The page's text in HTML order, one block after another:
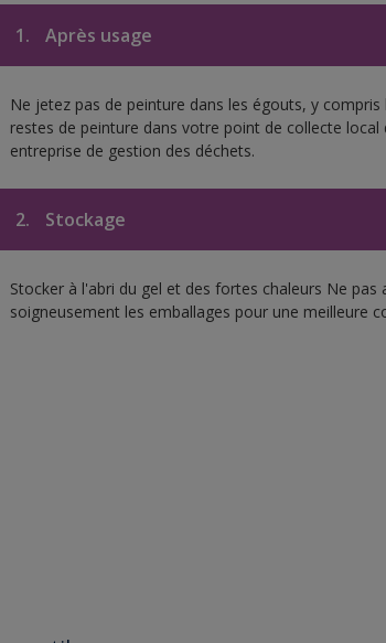
1. Après usage
Ne jetez pas de peinture dans les égouts, y
restes de peinture dans votre point de collecte
entreprise de gestion des déchets.
2. Stockage
Stocker à l'abri du gel et des fortes chaleurs Ne
soigneusement les emballages pour une meilleure